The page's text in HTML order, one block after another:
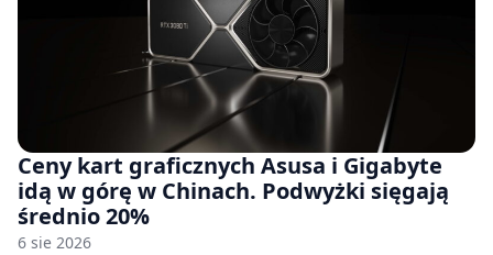
Ceny kart graficznych Asusa i Gigabyte
idą w górę w Chinach. Podwyżki sięgają
średnio 20%
6 sie 2026